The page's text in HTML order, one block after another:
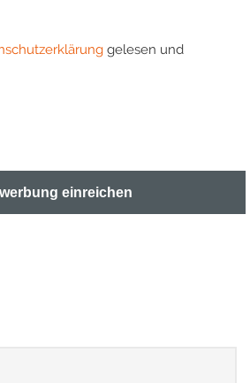
gelesen und
einreichen